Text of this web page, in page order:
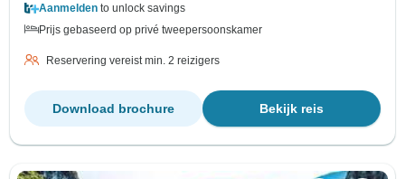
Aanmelden to unlock savings
Prijs gebaseerd op privé tweepersoonskamer
Reservering vereist min. 2 reizigers
Bekijk reis
Download brochure